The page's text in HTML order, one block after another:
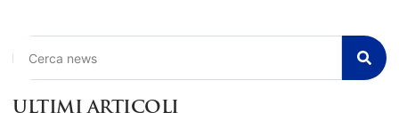
ULTIMI ARTICOLI